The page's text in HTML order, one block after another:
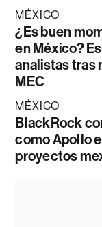
MÉXICO
¿Es buen
en México?
analistas tras
MEC
MÉXICO
BlackRock
como Apollo
proyectos